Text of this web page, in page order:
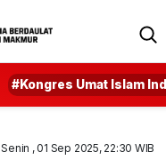
#Kongres Umat Islam
Senin , 01 Sep 2025, 22:30 WIB